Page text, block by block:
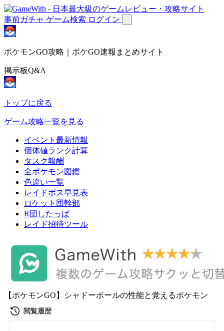
事前ガチャ ゲーム検索 ログイン
ポケモンGO攻略｜ポケGO速報まとめサイト
掲示板Q&A
トップに戻る
ゲーム攻略一覧を見る
イベント最新情報
個体値ランク計算
タスク報酬
全ポケモン図鑑
色違い一覧
レイドボス早見表
ロケット団幹部
R団したっぱ
レイド招待ツール
【ポケモンGO】シャドーボールの性能と覚えるポケモン